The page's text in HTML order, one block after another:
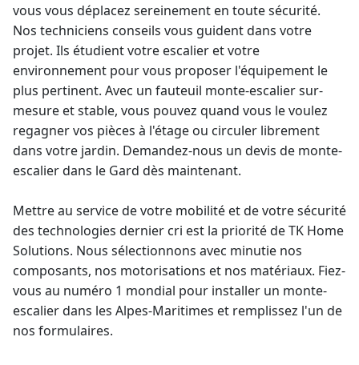
vous vous déplacez sereinement en toute sécurité.
Nos techniciens conseils vous guident dans votre
projet. Ils étudient votre escalier et votre
environnement pour vous proposer l'équipement le
plus pertinent. Avec un fauteuil monte-escaliersur-
mesure et stable, vous pouvez quand vous le voulez
regagner vos pièces à l'étage ou circuler librement
dans votre jardin. Demandez-nous un devis de monte-
escalierdans le Gard dès maintenant.
Mettre au service de votre mobilité et de votre sécurité
des technologies dernier cri est la priorité de TK Home
Solutions. Nous sélectionnons avec minutie nos
composants, nos motorisations et nos matériaux. Fiez-
vous au numéro 1 mondial pour installer un monte-
escalier dans les Alpes-Maritimes et remplissez l'un de
nos formulaires.